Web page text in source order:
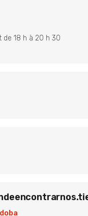
de 18 h à 20 h 30